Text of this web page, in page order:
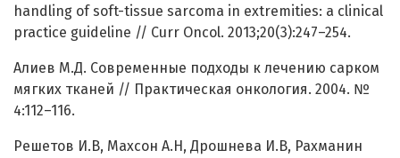
handling of soft-tissue sarcoma in extremities: a clinical
practice guideline // Curr Oncol. 2013;20(3):247–254.
Алиев М.Д. Современные подходы к лечению сарком
мягких тканей // Практическая онкология. 2004. №
4:112–116.
Решетов И.В, Махсон А.Н, Дрошнева И.В, Рахманин